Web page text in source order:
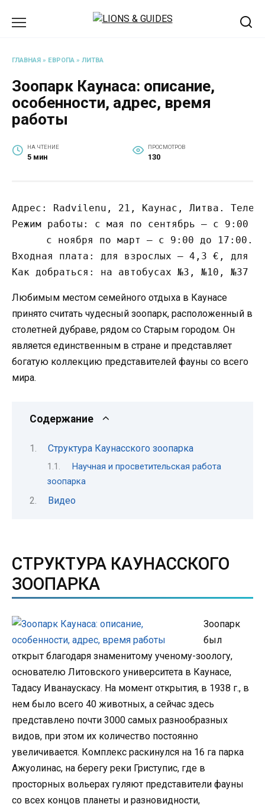
ГЛАВНАЯ » ЕВРОПА » ЛИТВА
Зоопарк Каунаса: описание,
особенности, адрес, время
работы
НА ЧТЕНИЕ
5 мин
ПРОСМОТРОВ
130
Адрес: Radvilenu, 21, Каунас, Литва.
Режим работы: с мая по сентябрь – с 9:00
с ноября по март – с 9:00 до 17:00.
Входная плата: для взрослых – 4,3 €, для
Как добраться: на автобусах №3, №10, №37 и
Любимым местом семейного отдыха в Каунасе
принято считать чудесный зоопарк, расположенный в
столетней дубраве, рядом со Старым городом. Он
является единственным в стране и представляет
богатую коллекцию представителей фауны со всего
мира.
Содержание
Структура Каунасского зоопарка
Научная и просветительская работа
зоопарка
Видео
СТРУКТУРА КАУНАССКОГО
ЗООПАРКА
Зоопарк
был
открыт благодаря знаменитому ученому-зоологу,
основателю Литовского университета в Каунасе,
Тадасу Иванаускасу. На момент открытия, в 1938 г., в
нем было всего 40 животных, а сейчас здесь
представлено почти 3000 самых разнообразных
видов, при этом их количество постоянно
увеличивается. Комплекс раскинулся на 16 га парка
Ажуолинас, на берегу реки Гриступис, где в
просторных вольерах гуляют представители фауны
со всех концов планеты и разновидности,